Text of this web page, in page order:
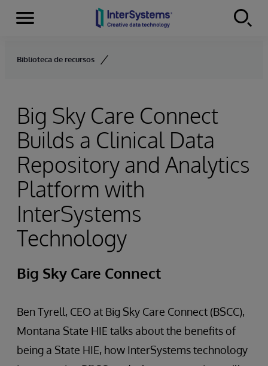
Skip to content
Menu
Biblioteca de recursos
Big Sky Care Connect
Builds a Clinical Data
Repository and Analytics
Platform with
InterSystems
Technology
Big Sky Care Connect
Ben Tyrell, CEO at Big Sky Care Connect (BSCC),
Montana State HIE talks about the benefits of
being a State HIE, how InterSystems technology